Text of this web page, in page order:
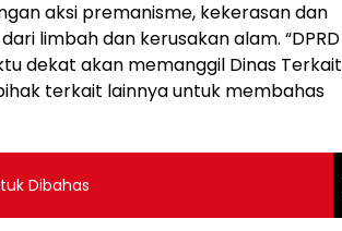
aksi premanisme, kekerasan dan
limbah dan kerusakan alam. “DPRD
dekat akan memanggil Dinas Terkait
terkait lainnya untuk membahas
Dibahas